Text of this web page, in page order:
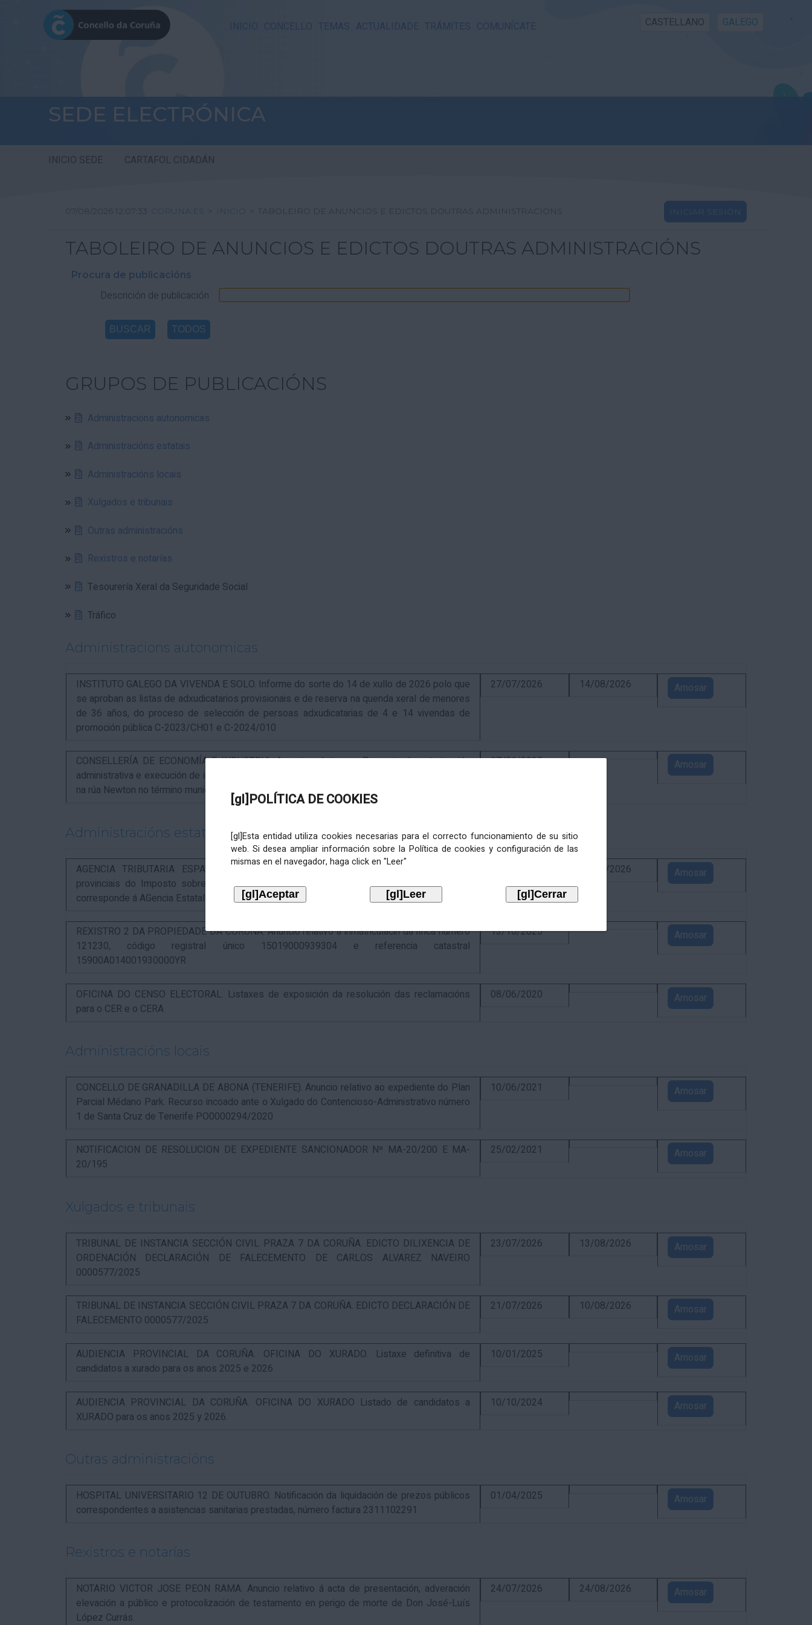
INICIO CONCELLO TEMAS ACTUALIDADE TRÁMITES COMUNÍCATE CASTELLANO GALEGO
SEDE ELECTRÓNICA
INICIO SEDE CARTAFOL CIDADÁN
[gl]POLÍTICA DE COOKIES
[gl]Esta entidad utiliza cookies necesarias para el correcto funcionamiento de su sitio
web. Si desea ampliar información sobre la Política de cookies y configuración de las
mismas en el navegador, haga click en "Leer"
07/08/2026 12:07:33 CORUNA.ES > INICIO > TABOLEIRO DE ANUNCIOS E EDICTOS DOUTRAS ADMINISTRACIÓNS INICIAR SESIÓN
TABOLEIRO DE ANUNCIOS E EDICTOS DOUTRAS ADMINISTRACIÓNS
Procura de publicacións
Descrición de publicación
GRUPOS DE PUBLICACIÓNS
Administracions autonomicas
Administracións estatais
Administracións locais
Xulgados e tribunais
Outras administracións
Rexistros e notarías
Tesourería Xeral da Seguridade Social
Tráfico
Administracions autonomicas
INSTITUTO GALEGO DA VIVENDA E SOLO. Informe do sorte do 14 de xullo de 2026 polo que
se aproban as listas de adxudicatarios provisionais e de reserva na quenda xeral de menores
de 36 años, do proceso de selección de persoas adxudicatarias de 4 e 14 vivendas de
promoción pública C-2023/CH01 e C-2024/010
27/07/2026 14/08/2026 Amosar
CONSELLERÍA DE ECONOMÍA E INDUSTRIA. Anuncio relativo ao Proxecto de autorización
administrativa e execución de instalacións para a instalación de nova ERM 16/4 Q.9000-D sita
na rúa Newton no término municipal da Coruña, exp. IN627A 2024/4-1
07/01/2025 Amosar
Administracións estatais
AGENCIA TRIBUTARIA ESPAÑOLA. Aviso relativo á recadación das cotas estatais e
provinciais do Imposto sobre Actividades Económicas de 2026, cuxa xestión recadatoria
corresponde á AGencia Estatal de Administración Tributaria.
02/09/2026 Amosar
REXISTRO 2 DA PROPIEDADE DA CORUÑA. Anuncio relativo á inmatriculacin da finca número
121230, código registral único 15019000939304 e referencia catastral
15900A014001930000YR
13/10/2025 Amosar
OFICINA DO CENSO ELECTORAL. Listaxes de exposición da resolución das reclamacións
para o CER e o CERA
08/06/2020 Amosar
Administracións locais
CONCELLO DE GRANADILLA DE ABONA (TENERIFE). Anuncio relativo ao expediente do Plan
Parcial Médano Park. Recurso incoado ante o Xulgado do Contencioso-Administrativo número
1 de Santa Cruz de Tenerife PO0000294/2020
10/06/2021 Amosar
NOTIFICACION DE RESOLUCION DE EXPEDIENTE SANCIONADOR Nº MA-20/200 E MA-
20/195
25/02/2021 Amosar
Xulgados e tribunais
TRIBUNAL DE INSTANCIA SECCIÓN CIVIL PRAZA 7 DA CORUÑA. EDICTO DILIXENCIA DE
ORDENACIÓN DECLARACIÓN DE FALECEMENTO DE CARLOS ALVAREZ NAVEIRO
0000577/2025
23/07/2026 13/08/2026 Amosar
TRIBUNAL DE INSTANCIA SECCIÓN CIVIL PRAZA 7 DA CORUÑA. EDICTO DECLARACIÓN DE
FALECEMENTO 0000577/2025
21/07/2026 10/08/2026 Amosar
AUDIENCIA PROVINCIAL DA CORUÑA. OFICINA DO XURADO. Listaxe definitiva de
candidatos a xurado para os anos 2025 e 2026
10/01/2025 Amosar
AUDIENCIA PROVINCIAL DA CORUÑA. OFICINA DO XURADO Listado de candidatos a
XURADO para os anos 2025 y 2026.
10/10/2024 Amosar
Outras administracións
HOSPITAL UNIVERSITARIO 12 DE OUTUBRO. Notificación da liquidación de prezos públicos
correspondentes a asistencias sanitarias prestadas, número factura 2311102291
01/04/2025 Amosar
Rexistros e notarías
NOTARIO VICTOR JOSE PEON RAMA. Anuncio relativo á acta de presentación, adveración
elevación a público e protocolización de testamento en perigo de morte de Don José-Luís
López Currás.
24/07/2026 24/08/2026 Amosar